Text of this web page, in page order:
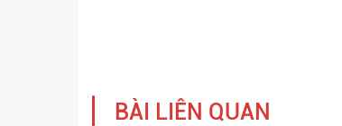
BÀI LIÊN QUAN